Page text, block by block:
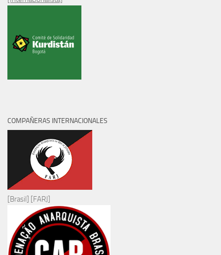
COMPAÑERAS INTERNACIONALES
[Brasil] [FARJ]